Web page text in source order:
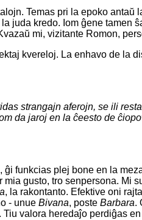
Temas pri la epoko
juda kredo. Iom ĝene tamen
mi, vizitante Romon,
kvereloj. La enhavo de la
strangajn aferojn, se ili
da jaroj en la ĉeesto de
funkcias plej bone en la
gusto, tro senpersona. Mi
, la rakontanto. Efektive oni
- unueBivana, posteBarbara.
valora heredaĵo perdiĝas